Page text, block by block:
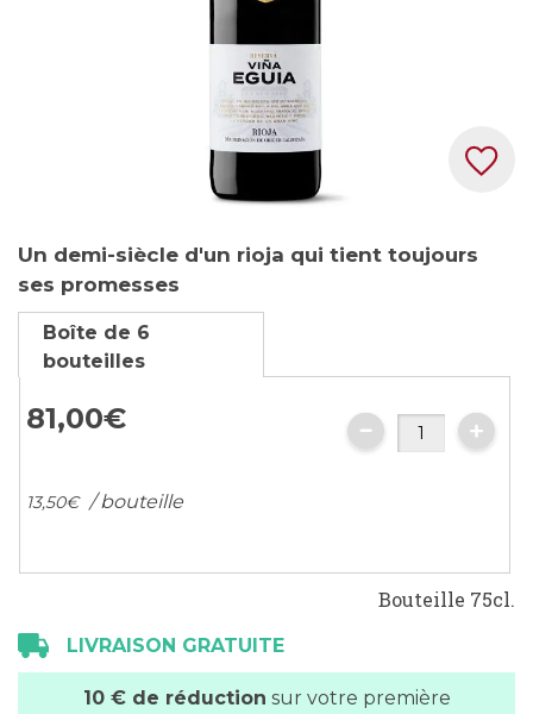
to
the
beginning
the
images
gallery
Un demi-siècle d'un rioja qui tient toujours
ses promesses
Boîte de 6
bouteilles
81,00€
13,50€ / bouteille
Bouteille 75cl.
LIVRAISON GRATUITE
10 € de réduction sur votre première